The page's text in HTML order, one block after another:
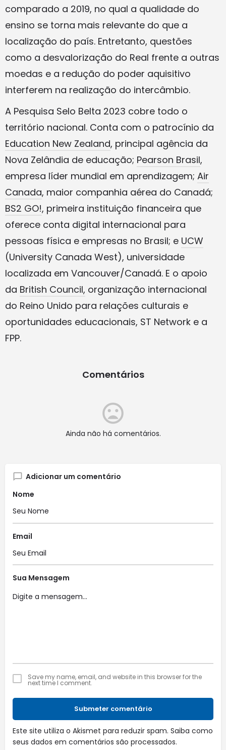
comparado a 2019, no qual a qualidade do
ensino se torna mais relevante do que a
localização do país. Entretanto, questões
como a desvalorização do Real frente a outras
moedas e a redução do poder aquisitivo
interferem na realização do intercâmbio.
A Pesquisa Selo Belta 2023 cobre todo o
território nacional. Conta com o patrocínio da
Education New Zealand, principal agência da
Nova Zelândia de educação; Pearson Brasil,
empresa líder mundial em aprendizagem; Air
Canada, maior companhia aérea do Canadá;
BS2 GO!, primeira instituição financeira que
oferece conta digital internacional para
pessoas física e empresas no Brasil; e UCW
(University Canada West), universidade
localizada em Vancouver/Canadá. E o apoio
da British Council, organização internacional
do Reino Unido para relações culturais e
oportunidades educacionais, ST Network e a
FPP.
Comentários
Ainda não há comentários.
Adicionar um comentário
Nome
Email
Sua Mensagem
Save my name, email, and website in this browser for the
next time I comment.
Submeter comentário
Este site utiliza o Akismet para reduzir spam. Saiba como
seus dados em comentários são processados.